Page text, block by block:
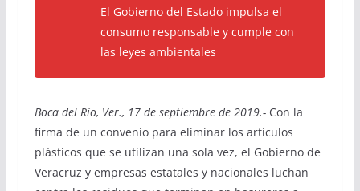
El Gobierno del Estado impulsa el
consumo responsable y cumple con
las leyes ambientales
Boca del Río, Ver., 17 de septiembre de 2019.-Con la
firma de un convenio para eliminar los artículos
plásticos que se utilizan una sola vez, el Gobierno de
Veracruz y empresas estatales y nacionales luchan